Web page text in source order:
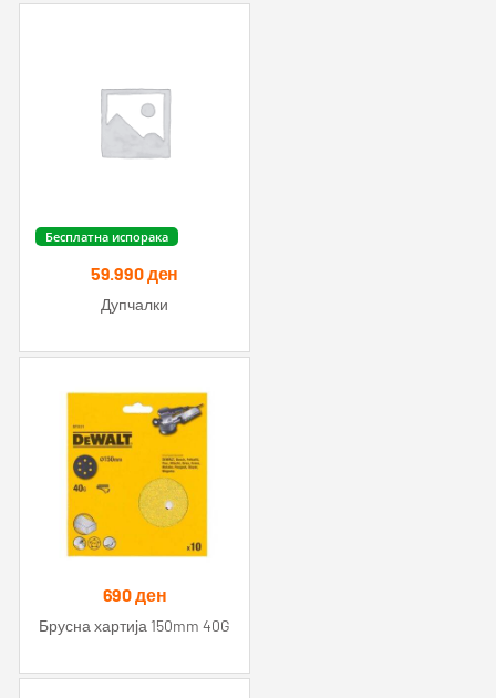
Бесплатна испорака
59.990ден
Дупчалки
690ден
Брусна хартија 150mm 40G